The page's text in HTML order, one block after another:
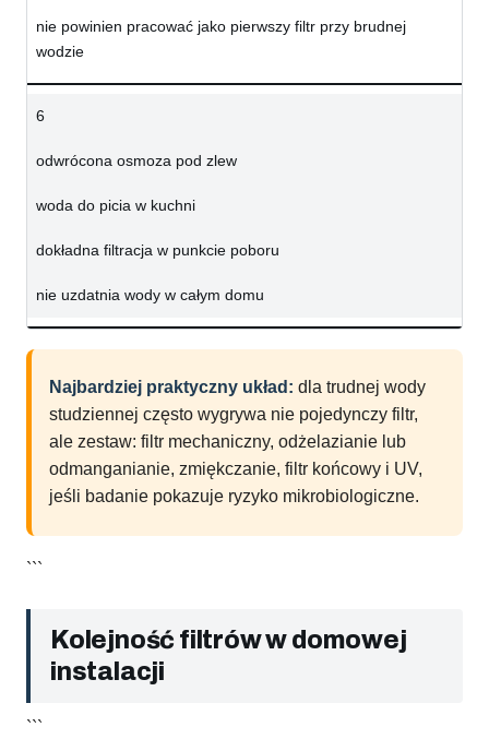
nie powinien pracować jako pierwszy filtr przy brudnej
wodzie
6
odwrócona osmoza pod zlew
woda do picia w kuchni
dokładna filtracja w punkcie poboru
nie uzdatnia wody w całym domu
Najbardziej praktyczny układ: dla trudnej wody
studziennej często wygrywa nie pojedynczy filtr,
ale zestaw: filtr mechaniczny, odżelazianie lub
odmanganianie, zmiękczanie, filtr końcowy i UV,
jeśli badanie pokazuje ryzyko mikrobiologiczne.
```
Kolejność filtrów w domowej
instalacji
```